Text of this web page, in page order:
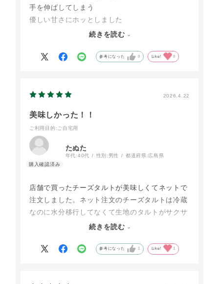
手を伸ばしてしまう
優しい甘さにホッとしました
１個たけ と我慢するのが
リピートします
続きを読む
参考になった 0 Like! 0
2026.4.22
美味しかった！！
ご利用目的 :ご自宅用
たぬた
年代:40代 性別: 男性 都道府県:広島県
店舗で買ったチーズタルトが美味しくてネットで
注文しました。ネット注文のチーズタルトは冷蔵
なのに水分移行してなくて生地のタルトがサクサ
クでチーズも濃厚でねっとりして生地とのバラン
数人に差し上げたんですが、その方達もリピート
続きを読む
参考になった 1 Like! 1